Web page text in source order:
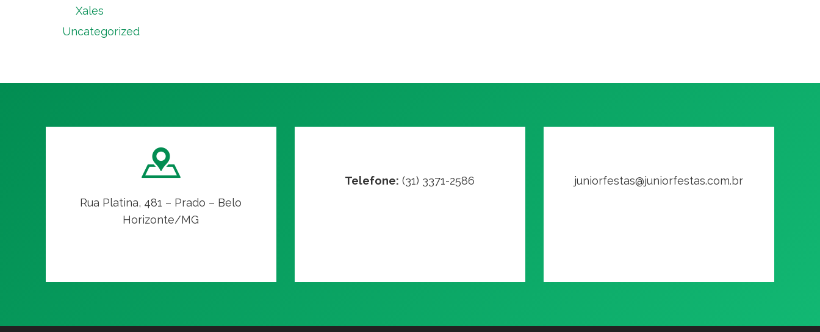
Xales
Uncategorized
Rua Platina, 481 – Prado – Belo
Horizonte/MG
Telefone: (31) 3371-2586 juniorfestas@juniorfestas.com.br